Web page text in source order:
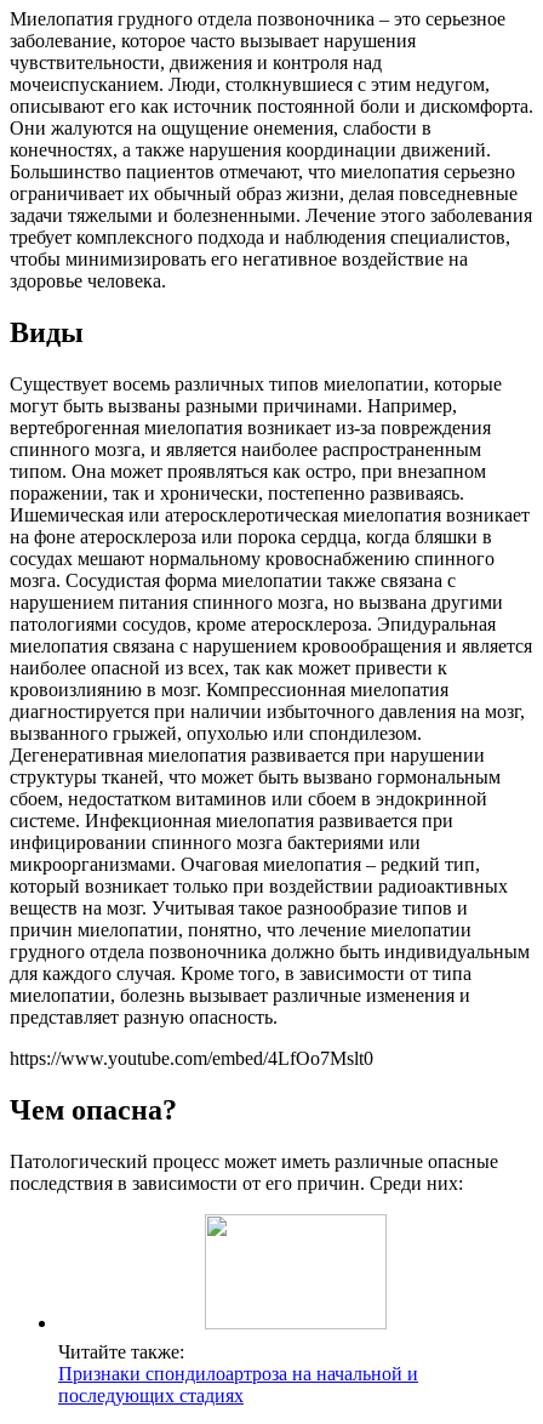
Миелопатия грудного отдела позвоночника – это серьезное
заболевание, которое часто вызывает нарушения
чувствительности, движения и контроля над
мочеиспусканием. Люди, столкнувшиеся с этим недугом,
описывают его как источник постоянной боли и дискомфорта.
Они жалуются на ощущение онемения, слабости в
конечностях, а также нарушения координации движений.
Большинство пациентов отмечают, что миелопатия серьезно
ограничивает их обычный образ жизни, делая повседневные
задачи тяжелыми и болезненными. Лечение этого заболевания
требует комплексного подхода и наблюдения специалистов,
чтобы минимизировать его негативное воздействие на
здоровье человека.
Виды
Существует восемь различных типов миелопатии, которые
могут быть вызваны разными причинами. Например,
вертеброгенная миелопатия возникает из-за повреждения
спинного мозга, и является наиболее распространенным
типом. Она может проявляться как остро, при внезапном
поражении, так и хронически, постепенно развиваясь.
Ишемическая или атеросклеротическая миелопатия возникает
на фоне атеросклероза или порока сердца, когда бляшки в
сосудах мешают нормальному кровоснабжению спинного
мозга. Сосудистая форма миелопатии также связана с
нарушением питания спинного мозга, но вызвана другими
патологиями сосудов, кроме атеросклероза. Эпидуральная
миелопатия связана с нарушением кровообращения и является
наиболее опасной из всех, так как может привести к
кровоизлиянию в мозг. Компрессионная миелопатия
диагностируется при наличии избыточного давления на мозг,
вызванного грыжей, опухолью или спондилезом.
Дегенеративная миелопатия развивается при нарушении
структуры тканей, что может быть вызвано гормональным
сбоем, недостатком витаминов или сбоем в эндокринной
системе. Инфекционная миелопатия развивается при
инфицировании спинного мозга бактериями или
микроорганизмами. Очаговая миелопатия – редкий тип,
который возникает только при воздействии радиоактивных
веществ на мозг. Учитывая такое разнообразие типов и
причин миелопатии, понятно, что лечение миелопатии
грудного отдела позвоночника должно быть индивидуальным
для каждого случая. Кроме того, в зависимости от типа
миелопатии, болезнь вызывает различные изменения и
представляет разную опасность.
https://www.youtube.com/embed/4LfOo7Mslt0
Чем опасна?
Патологический процесс может иметь различные опасные
последствия в зависимости от его причин. Среди них:
Читайте также:
Признаки спондилоартроза на начальной и
последующих стадиях